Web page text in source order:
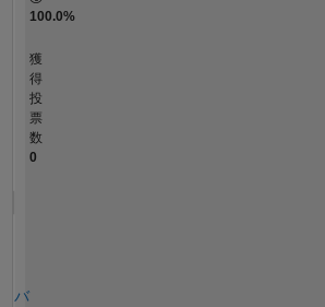
100.0%
獲
得
投
票
数
0
バ